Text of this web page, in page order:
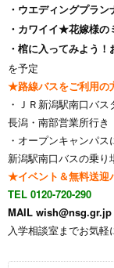
・ウエディングプラ
・カワイイ★花嫁様の
・棺に入ってみよう
を予定
★路線バスをご利用
・ＪＲ新潟駅南口バ
長潟・南部営業所行
・オープンキャンパ
新潟駅南口バスの乗
★イベント＆無料送迎
TEL 0120-720-290
MAIL wish@nsg.gr.jp
入学相談室までお気軽